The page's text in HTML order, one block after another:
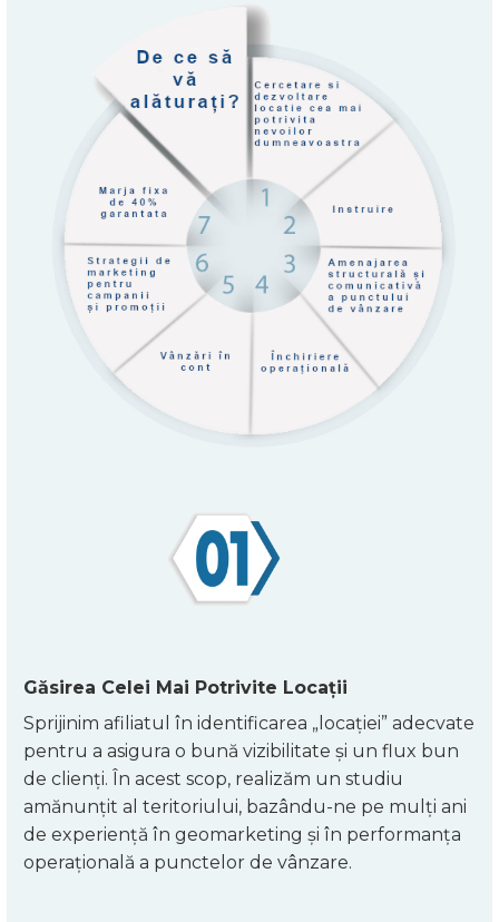
Găsirea Celei Mai Potrivite Locații
Sprijinim afiliatul în identificarea „locației” adecvate
pentru a asigura o bună vizibilitate și un flux bun
de clienți. În acest scop, realizăm un studiu
amănunțit al teritoriului, bazându-ne pe mulți ani
de experiență în geomarketing și în performanța
operațională a punctelor de vânzare.